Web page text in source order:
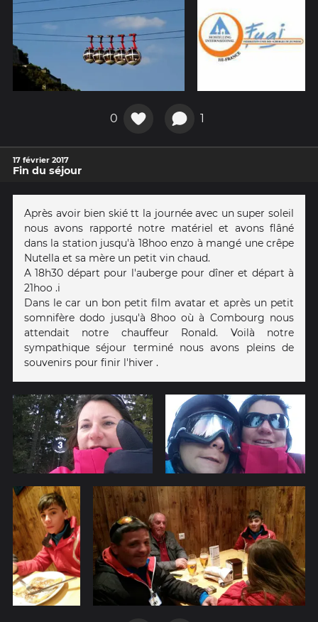
0 1
17 février 2017
Fin du séjour
Après avoir bien skié tt la journée avec un super soleil
nous avons rapporté notre matériel et avons flâné
dans la station jusqu'à 18hoo enzo à mangé une crêpe
Nutella et sa mère un petit vin chaud.
A 18h30 départ pour l'auberge pour dîner et départ à
21hoo .i
Dans le car un bon petit film avatar et après un petit
somnifère dodo jusqu'à 8hoo où à Combourg nous
attendait notre chauffeur Ronald. Voilà notre
sympathique séjour terminé nous avons pleins de
souvenirs pour finir l'hiver .